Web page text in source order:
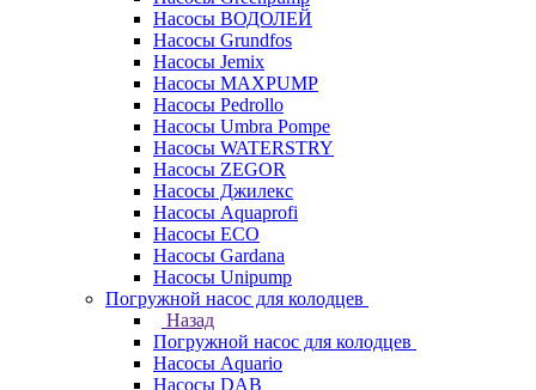
Насосы ВОДОЛЕЙ
Насосы Grundfos
Насосы Jemix
Насосы MAXPUMP
Насосы Pedrollo
Насосы Umbra Pompe
Насосы WATERSTRY
Насосы ZEGOR
Насосы Джилекс
Насосы Aquaprofi
Насосы ECO
Насосы Gardana
Насосы Unipump
Погружной насос для колодцев
Назад
Погружной насос для колодцев
Насосы Aquario
Насосы DAB